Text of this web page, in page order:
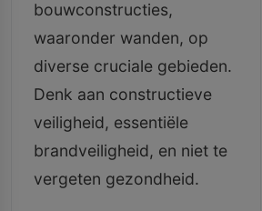
bouwconstructies,
waaronder wanden, op
diverse cruciale gebieden.
Denk aan constructieve
veiligheid, essentiële
brandveiligheid, en niet te
vergeten gezondheid.